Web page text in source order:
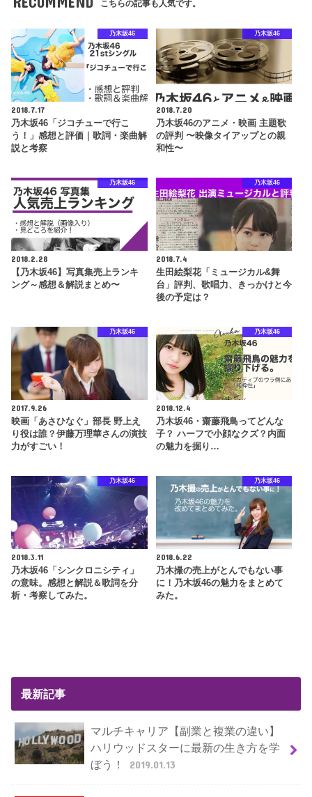
こちらの記事も人気です。
乃木坂46
2018.7.17
乃木坂46「ジコチューで行こ
う！」感想と評価｜歌詞・楽曲解
説と考察
乃木坂46
2018.7.20
乃木坂46のアニメ・映画 主題歌
の評判 〜映像タイアップとの親
和性〜
乃木坂46
2018.2.28
【乃木坂46】写真集売上ランキ
ング～感想＆解説まとめ〜
乃木坂46
2018.7.4
生田絵梨花「ミュージカル&舞
台」評判、歌唱力、きっかけと今
後の予定は？
乃木坂46
2017.9.26
映画「あさひなぐ」部長 野上え
り役は誰？伊藤万理華さんの演技
力がすごい！
乃木坂46
2018.12.4
乃木坂46・齋藤飛鳥ってどんな
子？ ハーフで小顔なクズ？内面
の魅力を掘り…
乃木坂46
2018.3.11
乃木坂46「シンクロニシティ」
の意味。感想と解説＆歌詞を分
析・考察してみた。
乃木坂46
2018.6.22
乃木撮の売上がとんでもない事
に！乃木坂46の魅力をまとめて
みた。
最新記事
マルチキャリア【副業と複業の違い】
ハリウッドスターに最新の生き方を学
ぼう！
2019.01.13